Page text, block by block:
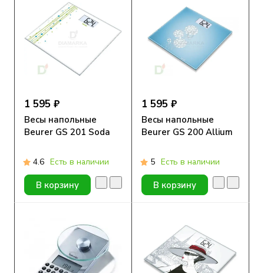
1 595 ₽
Весы напольные
Beurer GS 201 Soda
4.6 Есть в наличии
В корзину
1 595 ₽
Весы напольные
Beurer GS 200 Allium
5 Есть в наличии
В корзину